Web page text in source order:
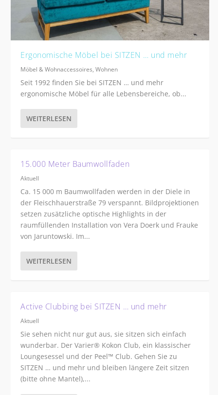
Ergonomische Möbel bei SITZEN … und mehr
Möbel & Wohnaccessoires,Wohnen
Seit 1992 finden Sie bei SITZEN … und mehr
ergonomische Möbel für alle Lebensbereiche, ob...
WEITERLESEN
15.000 Meter Baumwollfaden
Aktuell
Ca. 15 000 m Baumwollfaden werden in der Diele in
der Fleischhauerstraße 79 verspannt. Bildprojektionen
setzen zusätzliche optische Highlights in der
raumfüllenden Installation von Vera Doerk und Frauke
von Jaruntowski. Im...
WEITERLESEN
Active Clubbing bei SITZEN … und mehr
Aktuell
Sie sehen nicht nur gut aus, sie sitzen sich einfach
wunderbar. Der Varier® Kokon Club, ein klassischer
Loungesessel und der Peel™ Club. Gehen Sie zu
SITZEN … und mehr und bleiben längere Zeit sitzen
(bitte ohne Mantel),...